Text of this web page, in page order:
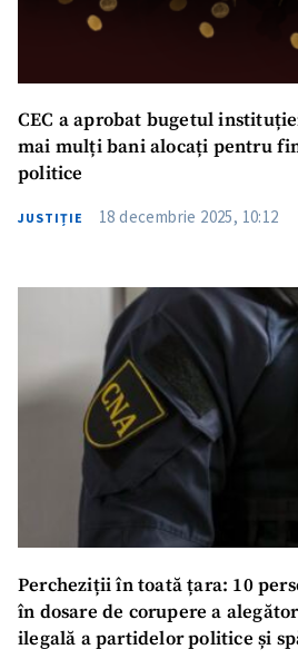
CEC a aprobat bugetul
mai mulți bani alocați pentru
politice
JUSTIȚIE 18 decembrie 2025, 10:12
Percheziții în toată țara: 10
în dosare de corupere a
ilegală a partidelor politice și